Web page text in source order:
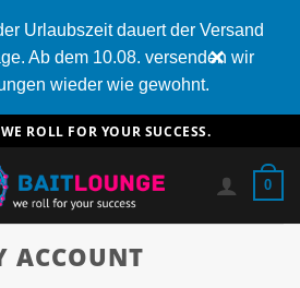
Urlaubszeit dauert der Versand
Ab dem 10.08. versenden wir
wieder wie gewohnt.
×
ROLL FOR YOUR SUCCESS.
0
ACCOUNT